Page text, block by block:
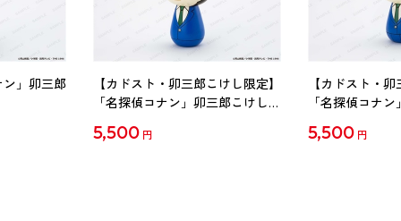
」卯三郎
【カドスト・卯三郎こけし限定】
「名探偵コナン」卯三郎こけし
5,500 円
【カドスト・
「名探偵コナ
5,500 円